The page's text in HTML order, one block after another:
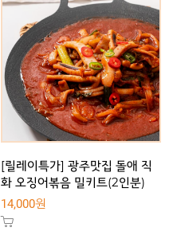
[릴레이특가] 광주맛집 돌애 직
화 오징어볶음 밀키트(2인분)
14,000원